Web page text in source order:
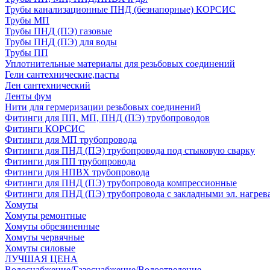
Трубы канализационные ПНД (безнапорные) КОРСИС
Трубы МП
Трубы ПНД (ПЭ) газовые
Трубы ПНД (ПЭ) для воды
Трубы ПП
Уплотнительные материалы для резьбовых соединений
Гели сантехнические,пасты
Лен сантехнический
Ленты фум
Нити для гермеризации резьбовых соединений
Фитинги для ПП, МП, ПНД (ПЭ) трубопроводов
Фитинги КОРСИС
Фитинги для МП трубопровода
Фитинги для ПНД (ПЭ) трубопровода под стыковую сварку
Фитинги для ПП трубопровода
Фитинги для НПВХ трубопровода
Фитинги для ПНД (ПЭ) трубопровода компрессионные
Фитинги для ПНД (ПЭ) трубопровода с закладными эл.
Хомуты
Хомуты ремонтные
Хомуты обрезиненные
Хомуты червячные
Хомуты силовые
ЛУЧШАЯ ЦЕНА